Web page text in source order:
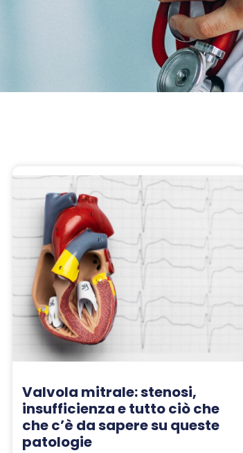
Valvola mitrale: stenosi,
insufficienza e tutto ciò che
che c’è da sapere su queste
patologie